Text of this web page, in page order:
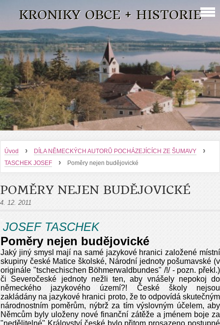
KRONIKY OBCE + HISTORIE
Úvod › DÍLA NĚMECKÝCH AUTORŮ POCHÁZEJÍCÍCH ZE ŠUMAVY ›
TASCHEK JOSEF › Poměry nejen budějovické
POMĚRY NEJEN BUDĚJOVICKÉ
4. 12. 2011
JOSEF TASCHEK
Poměry nejen budějovické
Jaký jiný smysl mají na samé jazykové hranici založené místní
skupiny české Matice školské, Národní jednoty pošumavské (v
originále "tschechischen Böhmerwaldbundes" /!/ - pozn. překl.)
či Severočeské jednoty nežli ten, aby vnášely nepokoj do
německého jazykového území?! České školy nejsou
zakládány na jazykové hranici proto, že to odpovídá skutečným
národnostním poměrům, nýbrž za tím výslovným účelem, aby
Němcům byly uloženy nové finanční zátěže a jménem boje za
"nedělitelné" Království české bylo přitom prosazeno postupné